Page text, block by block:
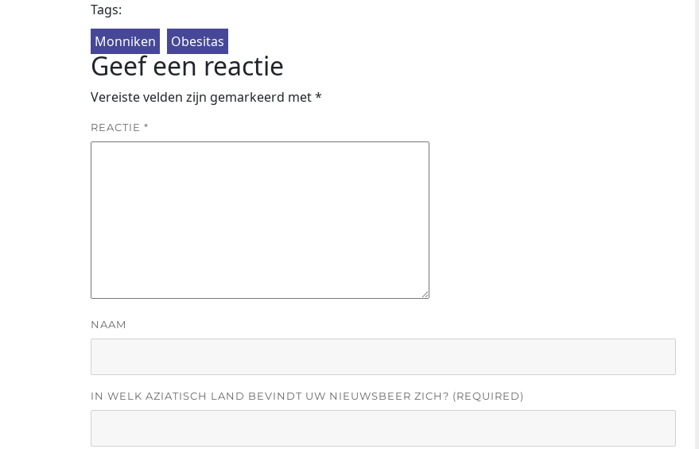
Tags:
Monniken
Obesitas
Geef een reactie
Vereiste velden zijn gemarkeerd met*
REACTIE *
NAAM
IN WELK AZIATISCH LAND BEVINDT UW NIEUWSBEER ZICH? (REQUIRED)